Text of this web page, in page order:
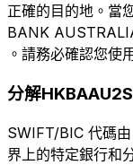
正確的目的地。當
BANK
。請務必確認您使
分解
SWIFT/BIC 代碼
界上的特定銀行和